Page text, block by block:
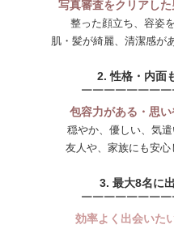
写真審査をクリアし
整った顔立ち、容姿
肌・髪が綺麗、清潔感が
2. 性格・内面
￣￣￣￣￣￣￣
包容力がある・思
穏やか、優しい、気
友人や、家族にも安心
3. 最大8名に
￣￣￣￣￣￣￣
効率よく出会いた